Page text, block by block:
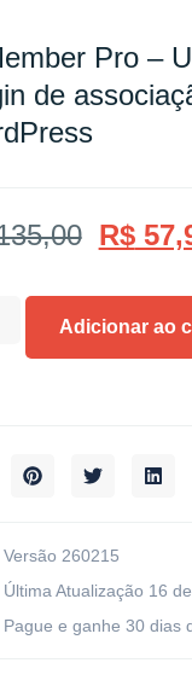
Pro –
de
R$
Adicionar ao
Versão 260215
Última Atualização 16
Pague e ganhe 30 dias